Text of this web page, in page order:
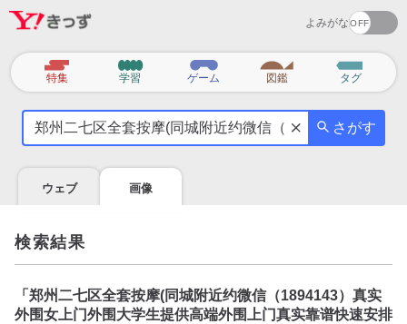
よみがな
カ
テ
特集 学習 ゲーム 図鑑 タグ
気
に
を
調
べ
よ
う
さがす
ウェブ 画像
検索結果
「 郑州二七区全套按摩(同城附近约微信（1894143）真实
外围女上门外围大学生提供高端外围上门真实靠谱快速安排